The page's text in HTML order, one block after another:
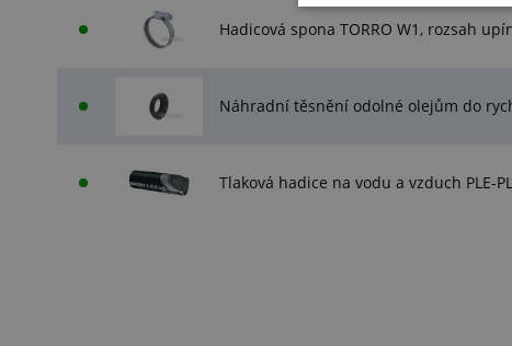
Hadicová spona TORRO W1, rozsah
Náhradní těsnění odolné olejům do
Tlaková hadice na vodu a vzduch PLE-